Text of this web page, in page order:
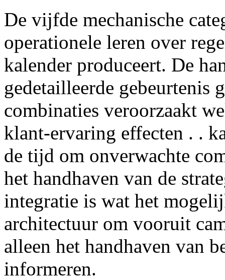
De vijfde mechanische
operationele leren over
kalender produceert. De
gedetailleerde gebeurtenis
combinaties veroorzaakt
klant-ervaring effecten . .
de tijd om onverwachte
het handhaven van de
integratie is wat het
architectuur om vooruit
alleen het handhaven van
informeren.